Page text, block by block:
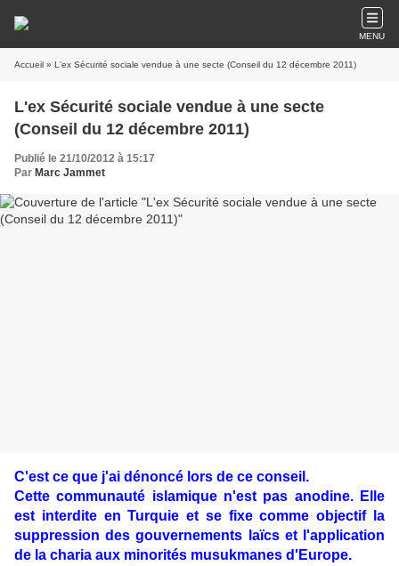
MENU
Accueil » L'ex Sécurité sociale vendue à une secte (Conseil du 12 décembre 2011)
L'ex Sécurité sociale vendue à une secte
(Conseil du 12 décembre 2011)
Publié le 21/10/2012 à 15:17
Par Marc Jammet
C'est ce que j'ai dénoncé lors de ce conseil.
Cette communauté islamique n'est pas anodine. Elle
est interdite en Turquie et se fixe comme objectif la
suppression des gouvernements laïcs et l'application
de la charia aux minorités musukmanes d'Europe.